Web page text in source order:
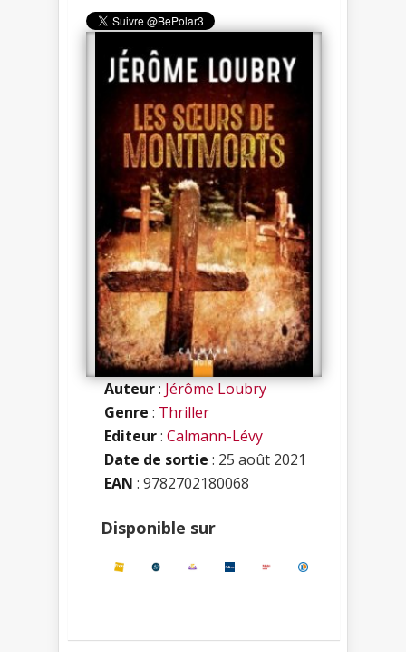
Auteur:Jérôme Loubry
Genre : Thriller
Editeur: Calmann-Lévy
Date de sortie : 25 août 2021
EAN : 9782702180068
Disponible sur